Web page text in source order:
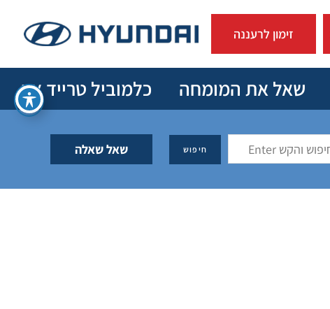
זימון לרעננה
שאל את המומחה כלמוביל טרייד אין
שאל שאלה